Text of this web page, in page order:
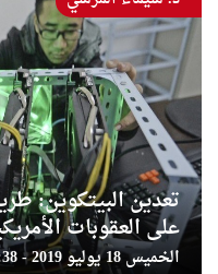
تعدين البيتكوين:
على العقوبات
الخميس 18 يوليو 2019 - 00:50:38